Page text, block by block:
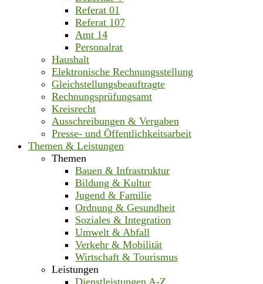
Referat 01
Referat 107
Amt 14
Personalrat
Haushalt
Elektronische Rechnungsstellung
Gleichstellungsbeauftragte
Rechnungsprüfungsamt
Kreisrecht
Ausschreibungen & Vergaben
Presse- und Öffentlichkeitsarbeit
Themen & Leistungen
Themen
Bauen & Infrastruktur
Bildung & Kultur
Jugend & Familie
Ordnung & Gesundheit
Soziales & Integration
Umwelt & Abfall
Verkehr & Mobilität
Wirtschaft & Tourismus
Leistungen
Dienstleistungen A-Z